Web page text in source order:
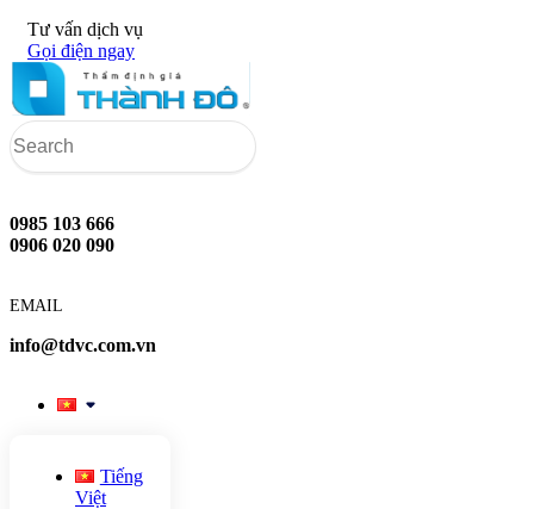
Tư vấn dịch vụ
Gọi điện ngay
0985 103 666
0906 020 090
EMAIL
info@tdvc.com.vn
Tiếng
Việt